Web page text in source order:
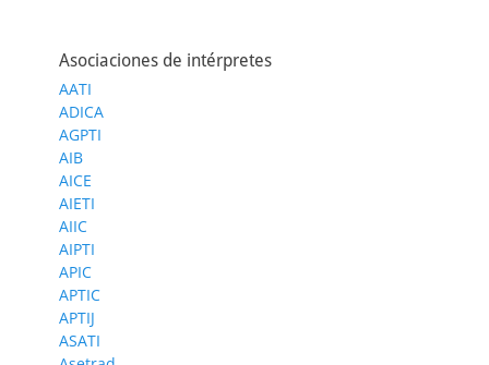
Asociaciones de intérpretes
AATI
ADICA
AGPTI
AIB
AICE
AIETI
AIIC
AIPTI
APIC
APTIC
APTIJ
ASATI